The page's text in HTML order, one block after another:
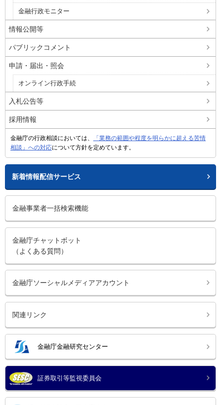
金融行政モニター
情報公開等
パブリックコメント
申請・届出・照会
オンライン行政手続
入札公告等
採用情報
金融庁の行政相談においては、
「業務の範囲や程度を明らかに超える苦情
相談」への対応について方針を定めています。
新着情報配信サービス
金融事業者一括検索機能
金融庁チャットボット
（よくある質問）
金融庁ソーシャルメディアアカウント
関連リンク
金融庁金融研究センター
証券取引等監視委員会